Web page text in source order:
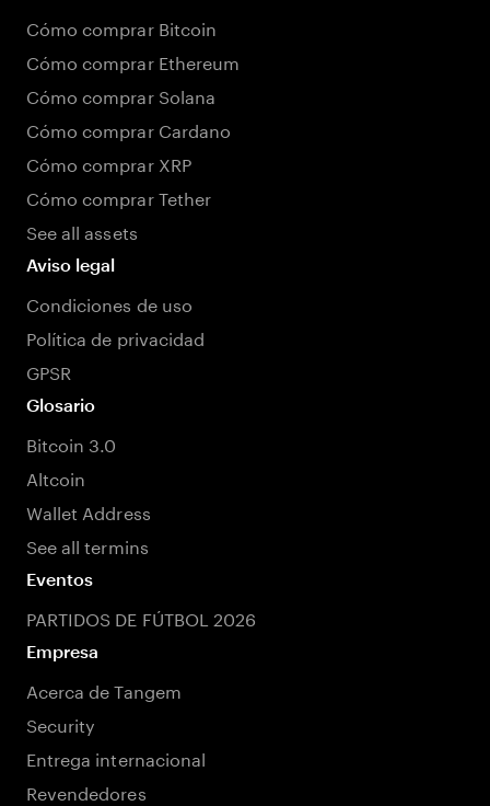
Cómo comprar Bitcoin
Cómo comprar Ethereum
Cómo comprar Solana
Cómo comprar Cardano
Cómo comprar XRP
Cómo comprar Tether
See all assets
Aviso legal
Condiciones de uso
Política de privacidad
GPSR
Glosario
Bitcoin 3.0
Altcoin
Wallet Address
See all termins
Eventos
PARTIDOS DE FÚTBOL 2026
Empresa
Acerca de Tangem
Security
Entrega internacional
Revendedores